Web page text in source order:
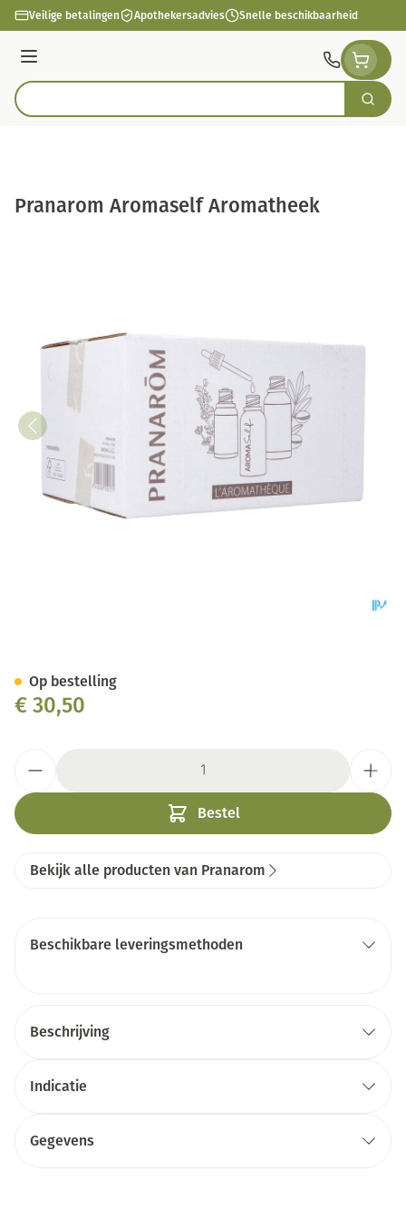
Ga naar de inhoud
Veilige betalingen Apothekersadvies Snelle beschikbaarheid
Menu
Product, merk, categorie... Zoek
Pranarom Aromaself Aromatheek
€ 30,50
Bestel
Op bestelling
Bekijk alle producten van Pranarom
Beschikbare leveringsmethoden
Beschrijving
Indicatie
Gegevens